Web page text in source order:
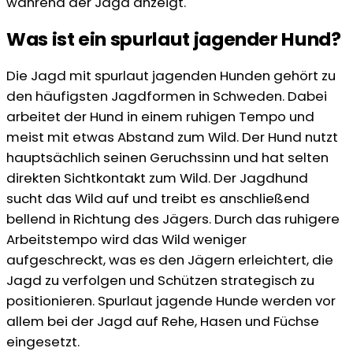
Was ist ein spurlaut jagender Hund?
Die Jagd mit spurlaut jagenden Hunden gehört zu
den häufigsten Jagdformen in Schweden. Dabei
arbeitet der Hund in einem ruhigen Tempo und
meist mit etwas Abstand zum Wild. Der Hund nutzt
hauptsächlich seinen Geruchssinn und hat selten
direkten Sichtkontakt zum Wild. Der Jagdhund
sucht das Wild auf und treibt es anschließend
bellend in Richtung des Jägers. Durch das ruhigere
Arbeitstempo wird das Wild weniger
aufgeschreckt, was es den Jägern erleichtert, die
Jagd zu verfolgen und Schützen strategisch zu
positionieren. Spurlaut jagende Hunde werden vor
allem bei der Jagd auf Rehe, Hasen und Füchse
eingesetzt.